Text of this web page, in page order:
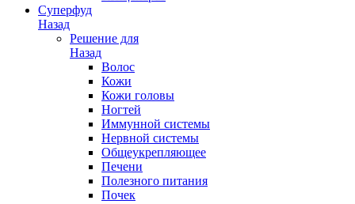
Суперфуд
Назад
Решение для
Назад
Волос
Кожи
Кожи головы
Ногтей
Иммунной системы
Нервной системы
Общеукрепляющее
Печени
Полезного питания
Почек